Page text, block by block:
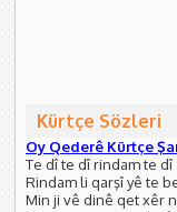
Kürtçe Sözleri
Oy Qederê Kürtçe
Te dî te dî rindam te dî
Rindam li qarşî yê te
Min ji vê dinê qet xêr